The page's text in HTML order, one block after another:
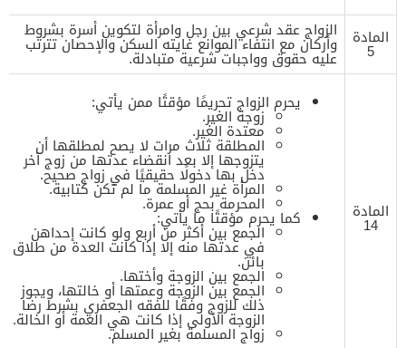
المادة
5
الزواج عقد شرعي بين رجل وامرأة لتكوين أسرة بشروط
وأركان مع انتفاء الموانع غايته السكن والإحصان تترتب
عليه حقوق وواجبات شرعية متبادلة.
المادة
14
يحرم الزواج تحريمًا مؤقتًا ممن يأتي:
زوجة الغير.
معتدة الغير.
المطلقة ثلاث مرات لا يصح لمطلقها أن
يتزوجها إلا بعد انقضاء عدتها من زوج آخر
دخل بها دخولًا حقيقيًا في زواج صحيح.
المرأة غير المسلمة ما لم تكن كتابية.
المحرمة بحج أو عمرة.
كما يحرم مؤقتًا ما يأتي:
الجمع بين أكثر من أربع ولو كانت إحداهن
في عدتها منه إلا إذا كانت العدة من طلاق
بائن.
الجمع بين الزوجة وأختها.
الجمع بين الزوجة وعمتها أو خالتها، ويجوز
ذلك للزوج وفقًا للفقه الجعفري بشرط رضا
الزوجة الأولى إذا كانت هي العمة أو الخالة.
زواج المسلمة بغير المسلم.